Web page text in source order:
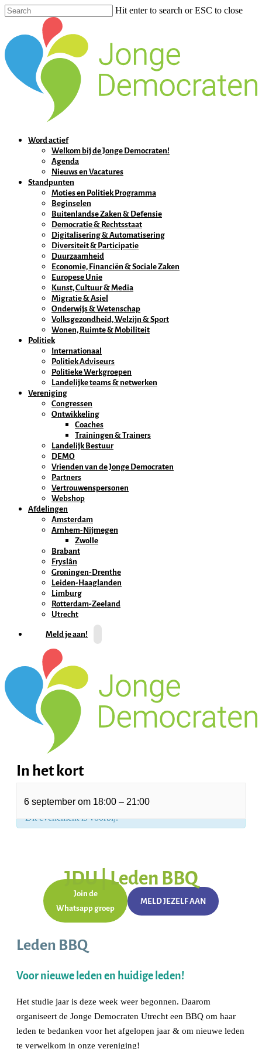
Hit enter to search or ESC to close
Word actief
Welkom bij de Jonge Democraten!
Agenda
Nieuws en Vacatures
Standpunten
Moties en Politiek Programma
Beginselen
Buitenlandse Zaken & Defensie
Democratie & Rechtsstaat
Digitalisering & Automatisering
Diversiteit & Participatie
Duurzaamheid
Economie, Financiën & Sociale Zaken
Europese Unie
Kunst, Cultuur & Media
Migratie & Asiel
Onderwijs & Wetenschap
Volksgezondheid, Welzijn & Sport
Wonen, Ruimte & Mobiliteit
Politiek
Internationaal
Politiek Adviseurs
Politieke Werkgroepen
Landelijke teams & netwerken
Vereniging
Congressen
Ontwikkeling
Coaches
Trainingen & Trainers
Landelijk Bestuur
DEMO
Vrienden van de Jonge Democraten
Partners
Vertrouwenspersonen
Webshop
Afdelingen
Amsterdam
Arnhem-Nijmegen
Zwolle
Brabant
Fryslân
Groningen-Drenthe
Leiden-Haaglanden
Limburg
Rotterdam-Zeeland
Utrecht
Meld je aan!
Dit evenement is voorbij.
JDU | Leden BBQ
In het kort
6 september om 18:00 – 21:00
Join de
Whatsapp groep
MELD JEZELF AAN
Leden BBQ
Voornieuweleden en huidigeleden!
Het studie jaar is deze week weer begonnen. Daarom
organiseert de Jonge Democraten Utrecht een BBQ om haar
leden te bedanken voor het afgelopen jaar & om nieuwe leden
te verwelkom in onze vereniging!